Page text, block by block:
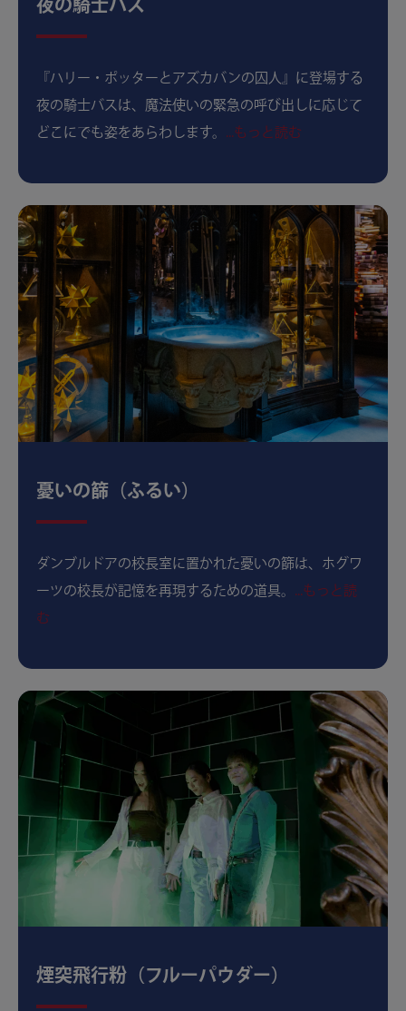
夜の騎士バス
『ハリー・ポッターとアズカバンの囚人』に登場する
夜の騎士バスは、魔法使いの緊急の呼び出しに応じて
どこにでも姿をあらわします。 ...もっと読む
憂いの篩（ふるい）
ダンブルドアの校長室に置かれた憂いの篩は、ホグワ
ーツの校長が記憶を再現するための道具。 ...もっと読
む
煙突飛行粉（フルーパウダー）